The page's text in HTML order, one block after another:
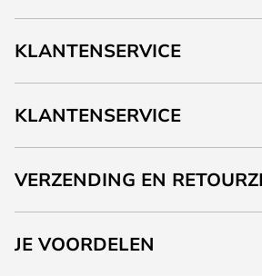
KLANTENSERVICE
KLANTENSERVICE
VERZENDING EN
JE VOORDELEN